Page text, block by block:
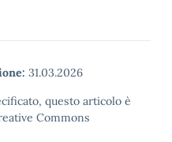
31.03.2026
questo articolo è
Commons